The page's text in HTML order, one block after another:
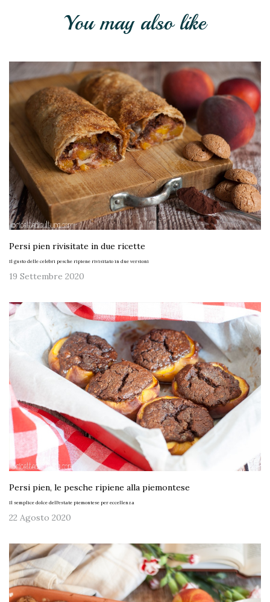
You may also like
Persi pien rivisitate in due ricette
Il gusto delle celebri pesche ripiene rivisitato in due versioni
19 Settembre 2020
Persi pien, le pesche ripiene alla piemontese
Il semplice dolce dell'estate piemontese per eccellenza
22 Agosto 2020